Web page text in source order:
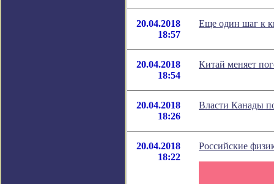
20.04.2018
18:57
Еще один шаг к
20.04.2018
18:54
Китай меняет
20.04.2018
18:26
Власти Канады
20.04.2018
18:22
Российские